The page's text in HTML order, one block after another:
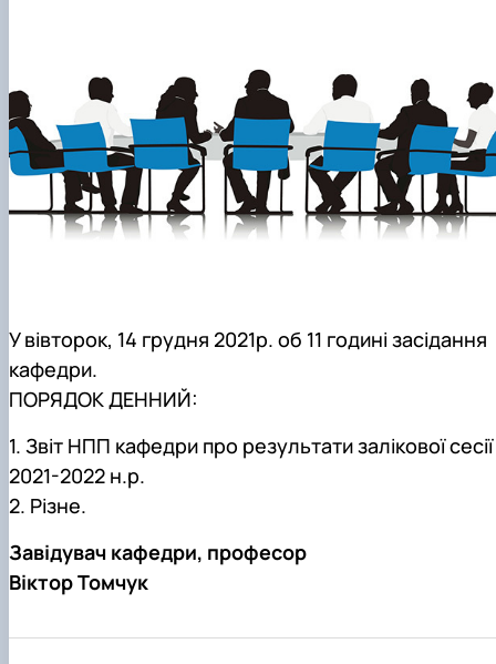
У вівторок, 14 грудня 2021р. об 11 годині засідання
кафедри.
ПОРЯДОК ДЕННИЙ:
1. Звіт НПП кафедри про результати залікової сесії
2021-2022 н.р.
2. Різне.
Завідувач кафедри, професор
Віктор Томчук